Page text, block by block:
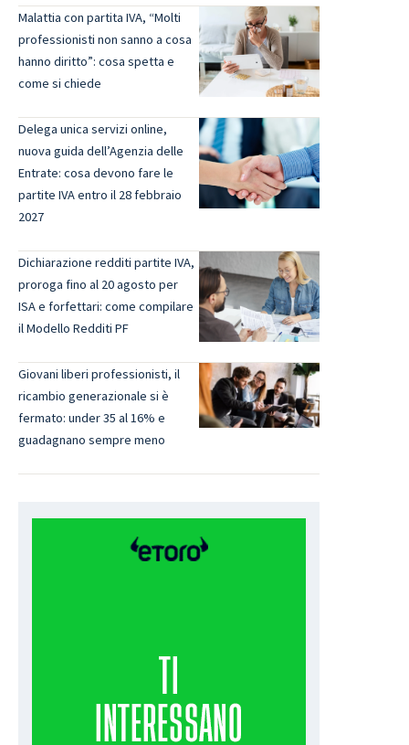
Malattia con partita IVA, “Molti
professionisti non sanno a cosa
hanno diritto”: cosa spetta e
come si chiede
Delega unica servizi online,
nuova guida dell’Agenzia delle
Entrate: cosa devono fare le
partite IVA entro il 28 febbraio
2027
Dichiarazione redditi partite IVA,
proroga fino al 20 agosto per
ISA e forfettari: come compilare
il Modello Redditi PF
Giovani liberi professionisti, il
ricambio generazionale si è
fermato: under 35 al 16% e
guadagnano sempre meno